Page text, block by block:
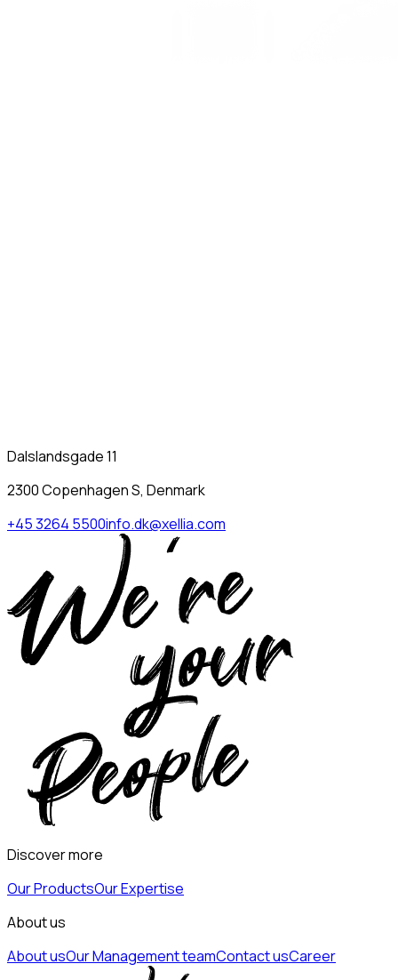
Dalslandsgade 11
2300 Copenhagen S, Denmark
+45 3264 5500info.dk@xellia.com
Discover more
Our ProductsOur Expertise
About us
About usOur Management teamContact usCareer